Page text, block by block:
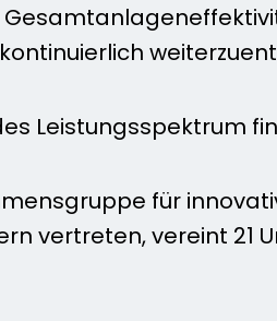
Leistungsspektrum
für
vertreten, vereint 21